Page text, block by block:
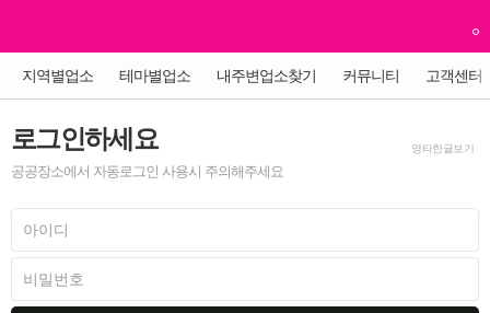
지역별업소 테마별업소 내주변업소찾기 커뮤니티 고객센터
로그인하세요
공공장소에서 자동로그인 사용시 주의해주세요
영타한글보기